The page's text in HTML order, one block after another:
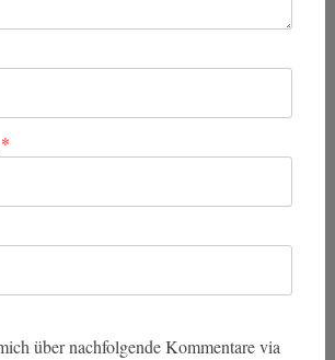
*
über nachfolgende Kommentare via